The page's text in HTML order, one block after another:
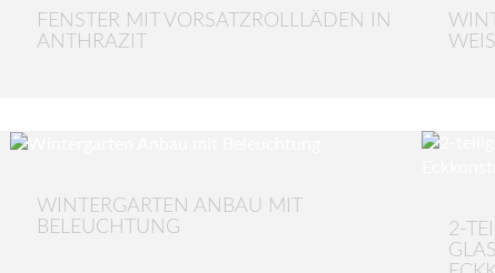
FENSTER MIT VORSATZROLLLÄDEN IN
ANTHRAZIT
WEISS
WINTERGARTEN ANBAU MIT
BELEUCHTUNG
2-